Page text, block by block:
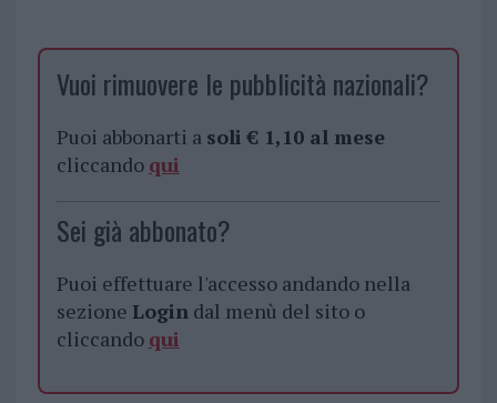
Vuoi rimuovere le pubblicità nazionali?
Puoi abbonarti a soli € 1,10 al mese
cliccando qui
Sei già abbonato?
Puoi effettuare l'accesso andando nella
sezione Login dal menù del sito o
cliccando qui